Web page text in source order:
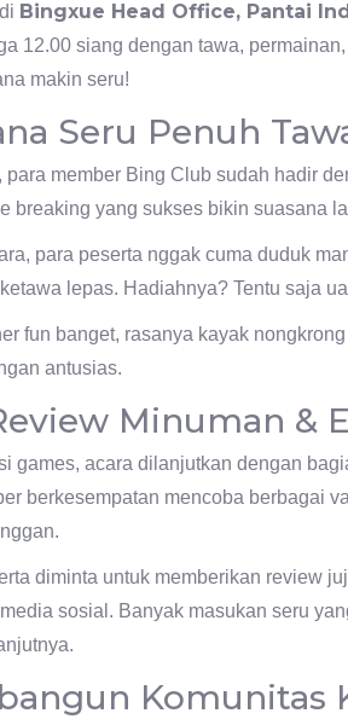
Bingxue Head Office, Pantai
12.00 siang dengan tawa,
makin seru!
Seru Penuh
para member Bing Club sudah hadir
breaking yang sukses bikin suasana
para peserta nggak cuma duduk
lepas. Hadiahnya? Tentu saja
fun banget, rasanya kayak
antusias.
Minuman &
games, acara dilanjutkan dengan
berkesempatan mencoba berbagai
diminta untuk memberikan review
sosial. Banyak masukan seru
Komunitas